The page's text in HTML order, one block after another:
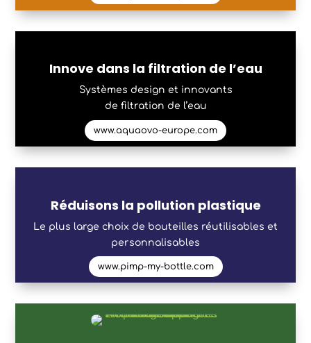
Innove dans la filtration de l’eau
Systèmes design et innovants
de filtration de l’eau
www.aquaovo-europe.com
Réduisons la pollution plastique
Le plus large choix de bouteilles réutilisables et
personnalisables
www.pimp-my-bottle.com